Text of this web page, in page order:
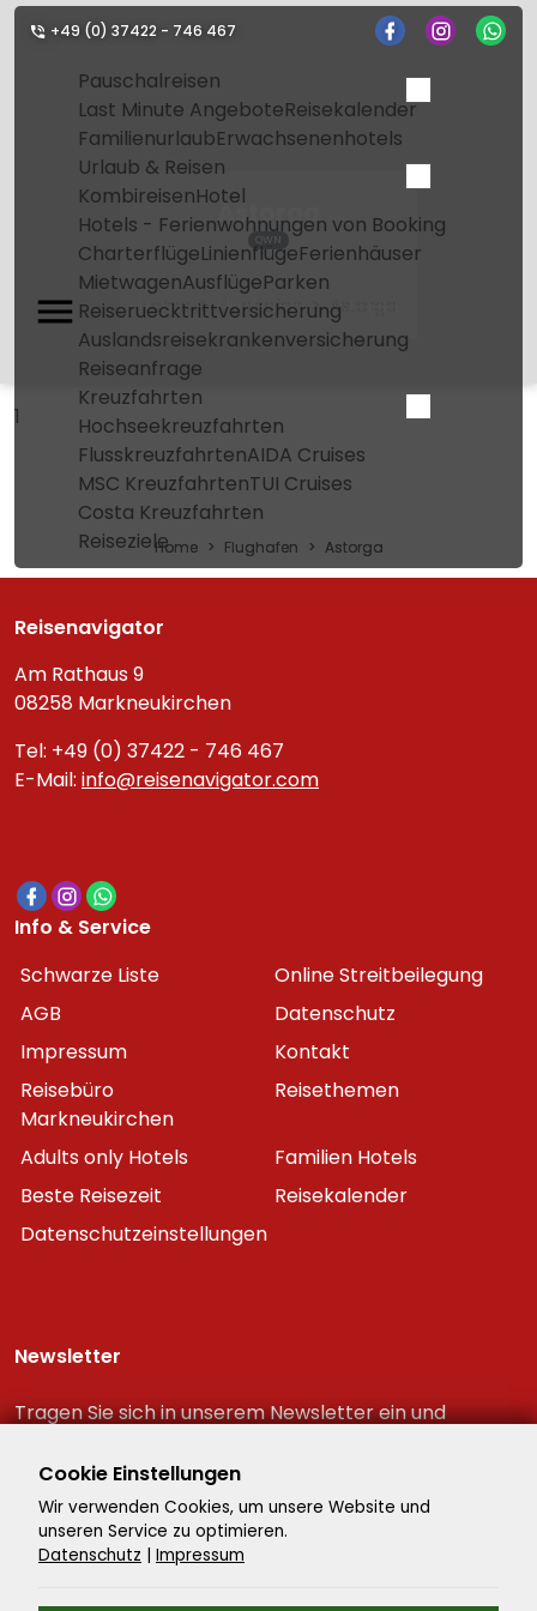
+49 (0) 37422 - 746 467
Pauschalreisen
Last Minute AngeboteReisekalender
FamilienurlaubErwachsenenhotels
Urlaub & Reisen
KombireisenHotel
Hotels - Ferienwohnungen von Booking
CharterflügeLinienflügeFerienhäuser
MietwagenAusflügeParken
Reiseruecktrittversicherung
Auslandsreisekrankenversicherung
Reiseanfrage
Kreuzfahrten
Hochseekreuzfahrten
FlusskreuzfahrtenAIDA Cruises
MSC KreuzfahrtenTUI Cruises
Costa Kreuzfahrten
Reiseziele
Astorga
QWN
Home Flughafen Astorga
1
Home Flughafen Astorga
Reisenavigator
Am Rathaus 9
08258 Markneukirchen
Tel: +49 (0) 37422 - 746 467
E-Mail: info@reisenavigator.com
Info & Service
Schwarze Liste
Online Streitbeilegung
AGB
Datenschutz
Impressum
Kontakt
Reisebüro
Markneukirchen
Reisethemen
Adults only Hotels
Familien Hotels
Beste Reisezeit
Reisekalender
Datenschutzeinstellungen
Newsletter
Tragen Sie sich in unserem Newsletter ein und
Reiseschnäppchen!
Cookie Einstellungen
Wir verwenden Cookies, um unsere Website und
unseren Service zu optimieren.
Datenschutz | Impressum